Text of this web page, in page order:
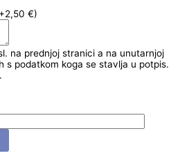
€)
na prednjoj stranici a na unutarnjoj
s podatkom koga se stavlja u potpis.